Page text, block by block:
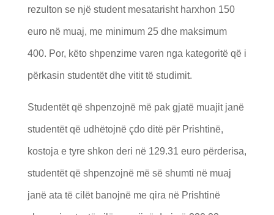
rezulton se një student mesatarisht harxhon 150
euro në muaj, me minimum 25 dhe maksimum
400. Por, këto shpenzime varen nga kategoritë që i
përkasin studentët dhe vitit të studimit.
Studentët që shpenzojnë më pak gjatë muajit janë
studentët që udhëtojnë çdo ditë për Prishtinë,
kostoja e tyre shkon deri në 129.31 euro përderisa,
studentët që shpenzojnë më së shumti në muaj
janë ata të cilët banojnë me qira në Prishtinë